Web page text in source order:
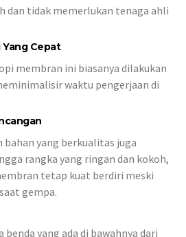
dan tidak memerlukan tenaga ahli
Cepat
membran ini biasanya dilakukan
waktu pengerjaan di
yang berkualitas juga
rangka yang ringan dan kokoh,
tetap kuat berdiri meski
gempa.
yang ada di bawahnya dari